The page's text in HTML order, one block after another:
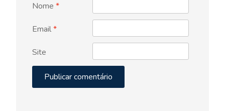
Nome *
Email*
Site